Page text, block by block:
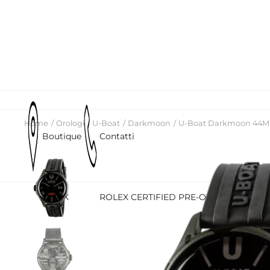
Boutique Contatti
ROLEX ROLEX CERTIFIED PRE-OWNED
Home Orologi U-Boat Darkmoon U-Boat Darkmoon